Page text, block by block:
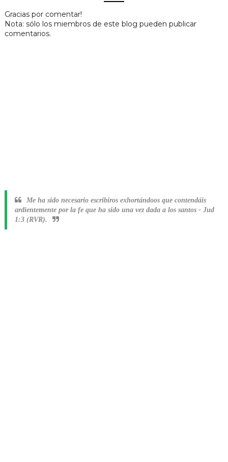
Gracias por comentar!
Nota: sólo los miembros de este blog pueden publicar
comentarios.
Me ha sido necesario escribiros exhortándoos que contendáis
ardientemente por la fe que ha sido una vez dada a los santos - Jud
1:3 (RVR).